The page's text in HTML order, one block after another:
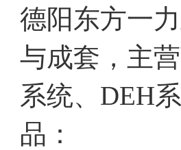
德阳东方一
与成套，主
系统、DEH
品：